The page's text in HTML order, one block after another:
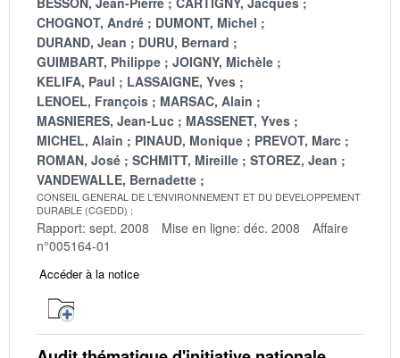
CHOGNOT, André
DUMONT, Michel
DURAND, Jean
DURU, Bernard
GUIMBART, Philippe
JOIGNY, Michèle
KELIFA, Paul
LASSAIGNE, Yves
LENOEL, François
MARSAC, Alain
MASNIERES, Jean-Luc
MASSENET, Yves
MICHEL, Alain
PINAUD, Monique
PREVOT, Marc
ROMAN, José
SCHMITT, Mireille
STOREZ, Jean
VANDEWALLE, Bernadette
CONSEIL GENERAL DE L'ENVIRONNEMENT ET DU DEVELOPPEMENT
DURABLE (CGEDD)
Rapport: sept. 2008 Mise en ligne: déc. 2008
Affaire
n°005164-01
Accéder à la notice